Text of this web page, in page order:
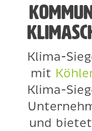
Klima-
mit
Klima-
und